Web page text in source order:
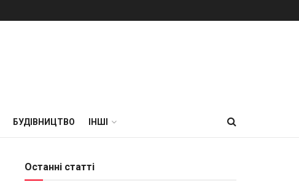
БУДІВНИЦТВО ІНШІ
Останні статті